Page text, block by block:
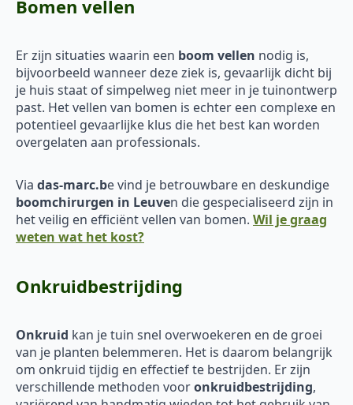
Bomen vellen
Er zijn situaties waarin een boom vellen nodig is,
bijvoorbeeld wanneer deze ziek is, gevaarlijk dicht bij
je huis staat of simpelweg niet meer in je tuinontwerp
past. Het vellen van bomen is echter een complexe en
potentieel gevaarlijke klus die het best kan worden
overgelaten aan professionals.
Via das-marc.be vind je betrouwbare en deskundige
boomchirurgen in Leuven die gespecialiseerd zijn in
het veilig en efficiënt vellen van bomen. Wil je graag
weten wat het kost?
Onkruidbestrijding
Onkruid kan je tuin snel overwoekeren en de groei
van je planten belemmeren. Het is daarom belangrijk
om onkruid tijdig en effectief te bestrijden. Er zijn
verschillende methoden vooronkruidbestrijding,